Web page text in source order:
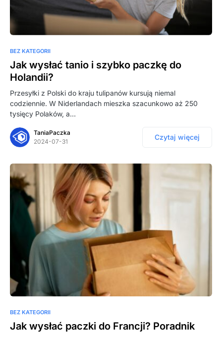
BEZ KATEGORII
Jak wysłać tanio i szybko paczkę do
Holandii?
Przesyłki z Polski do kraju tulipanów kursują niemal
codziennie. W Niderlandach mieszka szacunkowo aż 250
tysięcy Polaków, a…
TaniaPaczka
2024-07-31
Czytaj więcej
BEZ KATEGORII
Jak wysłać paczki do Francji? Poradnik